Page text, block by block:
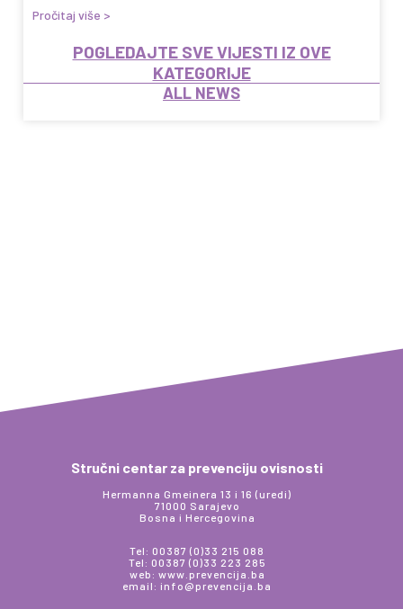
Pročitaj više >
POGLEDAJTE SVE VIJESTI IZ OVE
KATEGORIJE
ALL NEWS
Stručni centar za prevenciju ovisnosti
Hermanna Gmeinera 13 i 16 (uredi)
71000 Sarajevo
Bosna i Hercegovina
Tel: 00387 (0)33 215 088
Tel: 00387 (0)33 223 285
web: www.prevencija.ba
email: info@prevencija.ba